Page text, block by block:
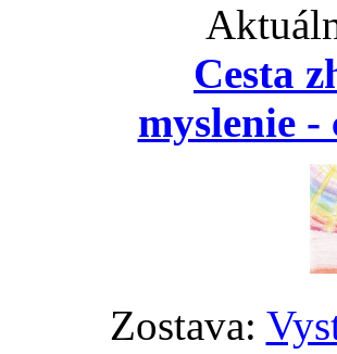
Cesta
myslenie
Zostava: